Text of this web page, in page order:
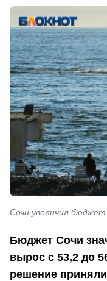
Сочи увеличил
Бюджет Сочи
вырос с 53,2 до
решение